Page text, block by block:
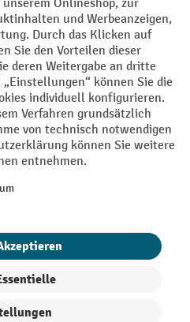
Page Privacy Settings
zzgl.Versandkostenund ggf.
anders angegeben.
reicht. Der Rabatt gilt nicht auf
| ² Der Rabatt wird einmalig bei
variiert je nach
zu 10 % (10 % auf Lager, Umwelt,
sind Elektro-Hubwagen,
auf Sonderpreise. Kombination